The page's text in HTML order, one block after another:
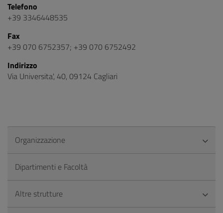
Telefono
+39 3346448535
Fax
+39 070 6752357; +39 070 6752492
Indirizzo
Via Universita', 40, 09124 Cagliari
Organizzazione
Dipartimenti e Facoltà
Altre strutture